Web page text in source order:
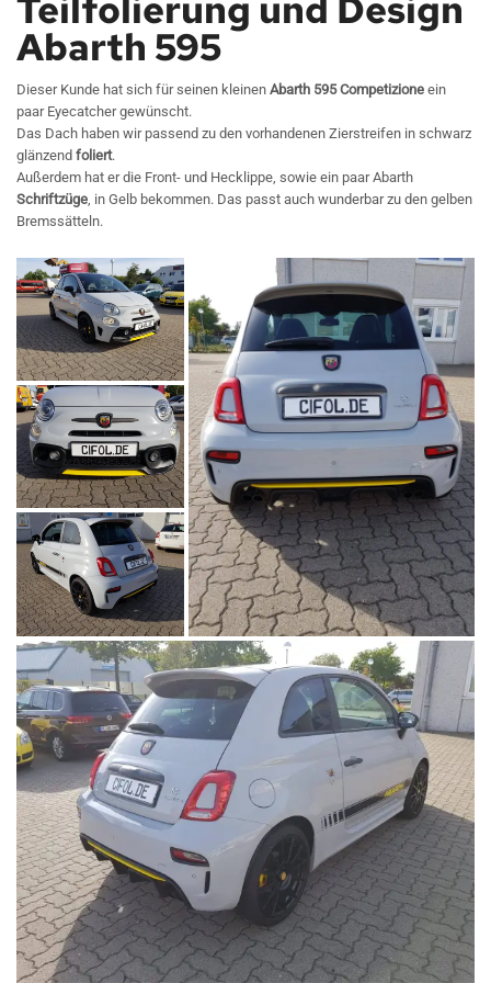
Abarth 595
Dieser Kunde hat sich für seinen kleinen Abarth 595 Competizione ein
paar Eyecatcher gewünscht.
Das Dach haben wir passend zu den vorhandenen Zierstreifen in schwarz
glänzend foliert.
Außerdem hat er die Front- und Hecklippe, sowie ein paar Abarth
Schriftzüge, in Gelb bekommen. Das passt auch wunderbar zu den gelben
Bremssätteln.